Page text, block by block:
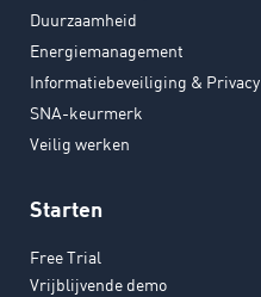
Duurzaamheid
Energiemanagement
Informatiebeveiliging & Privacy
SNA-keurmerk
Veilig werken
Starten
Free Trial
Vrijblijvende demo